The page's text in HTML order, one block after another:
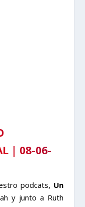
| 08-06-
podcats, Un
y junto a Ruth